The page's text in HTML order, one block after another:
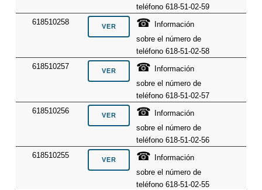
teléfono 618-51-02-59
618510258
☎
Información
sobre el número de
teléfono 618-51-02-58
618510257
☎
Información
sobre el número de
teléfono 618-51-02-57
618510256
☎
Información
sobre el número de
teléfono 618-51-02-56
618510255
☎
Información
sobre el número de
teléfono 618-51-02-55